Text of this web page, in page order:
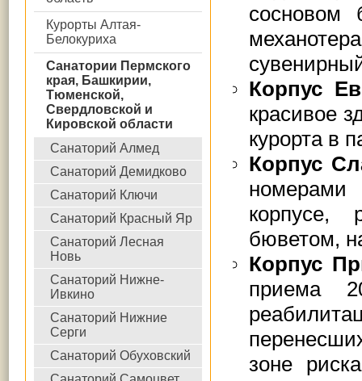
Курорты Алтая-
Белокуриха
Санатории Пермского
края, Башкирии,
Тюменской,
Свердловской и
Кировской области
Санаторий Алмед
Санаторий Демидково
Санаторий Ключи
Санаторий Красный Яр
Санаторий Лесная
Новь
Санаторий Нижне-
Ивкино
Санаторий Нижние
Серги
Санаторий Обуховский
сосновом
Корпус
красивое
курорта в
Корпус
номерами
корпусе,
бюветом,
Корпус
приема
зоне